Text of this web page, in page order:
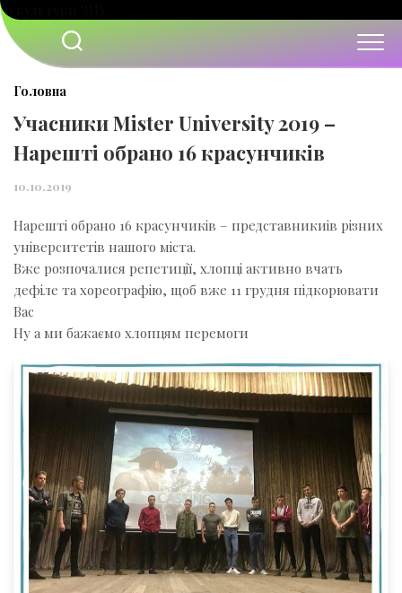
Перейти
до
вмісту
Головна
Учасники Mister University 2019 –
Нарешті обрано 16 красунчиків
10.10.2019
Нарешті обрано 16 красунчиків – представникиів різних
університетів нашого міста.
Вже розпочалися репетиції, хлопці активно вчать
дефіле та хореографію, щоб вже 11 грудня підкорювати
Вас
Ну а ми бажаємо хлопцям перемоги